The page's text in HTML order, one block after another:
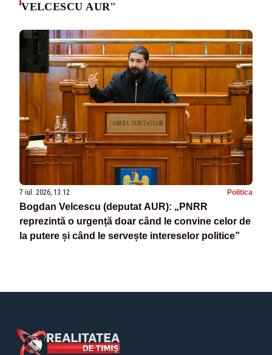
VELCESCU AUR"
7 iul. 2026, 13:12 Politica
Bogdan Velcescu (deputat AUR): „PNRR
reprezintă o urgență doar când le convine celor de
la putere și când le servește intereselor politice”